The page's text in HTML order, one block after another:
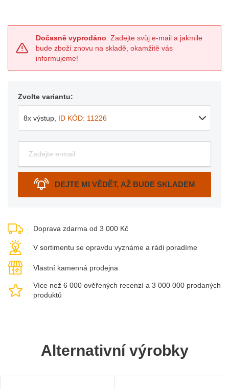
Dočasně vyprodáno. Zadejte svůj e-mail a jakmile
bude zboží znovu na skladě, okamžitě vás
informujeme!
Zvolte variantu:
8x výstup, ID KÓD: 11226
DEJTE MI VĚDĚT, AŽ BUDE SKLADEM
Doprava zdarma od 3 000 Kč
V sortimentu se opravdu vyznáme a rádi poradíme
Vlastní kamenná prodejna
Více než 6 000 ověřených recenzí a 3 000 000 prodaných
produktů
Alternativní výrobky